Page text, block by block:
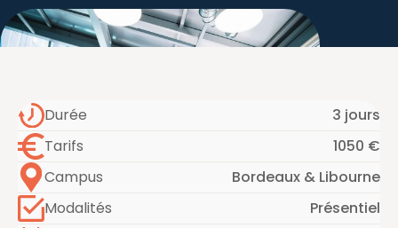
Durée
3 jours
Tarifs
1050 €
Campus
Bordeaux & Libourne
Modalités
Présentiel